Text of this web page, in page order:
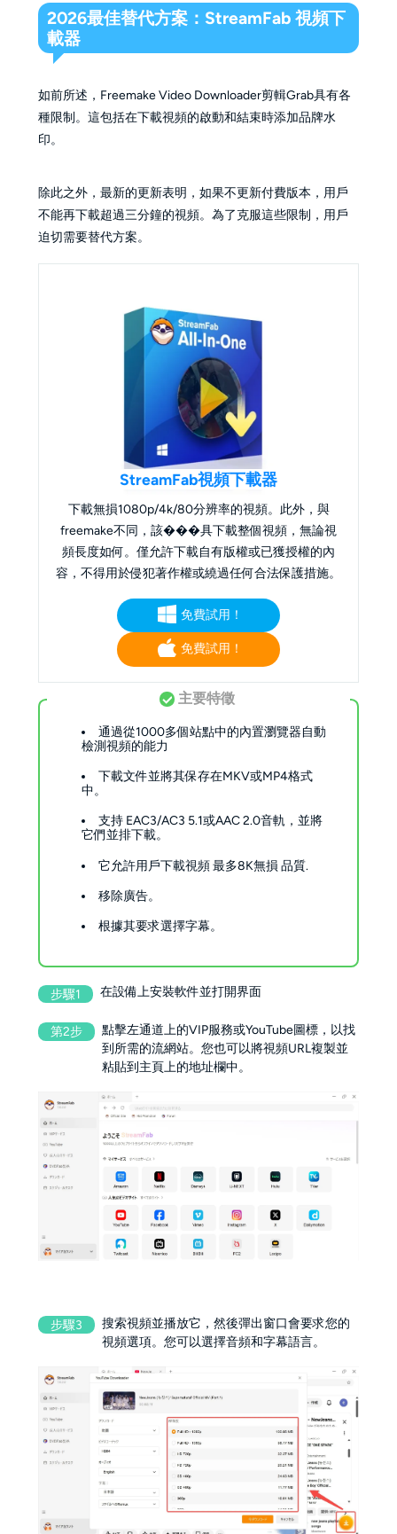
2026最佳替代方案：StreamFab 視頻下
載器
如前所述，Freemake Video Downloader剪輯Grab具有各
種限制。這包括在下載視頻的啟動和結束時添加品牌水
印。
除此之外，最新的更新表明，如果不更新付費版本，用戶
不能再下載超過三分鐘的視頻。為了克服這些限制，用戶
迫切需要替代方案。
StreamFab視頻下載器
下載無損1080p/4k/80分辨率的視頻。此外，與
freemake不同，該���具下載整個視頻，無論視
頻長度如何。僅允許下載自有版權或已獲授權的內
容，不得用於侵犯著作權或繞過任何合法保護措施。
免費試用！
免費試用！
主要特徵
通過從1000多個站點中的內置瀏覽器自動
檢測視頻的能力
下載文件並將其保存在MKV或MP4格式
中。
支持 EAC3/AC3 5.1或AAC 2.0音軌，並將
它們並排下載。
它允許用戶下載視頻 最多8K無損 品質.
移除廣告。
根據其要求選擇字幕。
步驟1 在設備上安裝軟件並打開界面
第2步
點擊左通道上的VIP服務或YouTube圖標，以找
到所需的流網站。您也可以將視頻URL複製並
粘貼到主頁上的地址欄中。
步驟3
搜索視頻並播放它，然後彈出窗口會要求您的
視頻選項。您可以選擇音頻和字幕語言。